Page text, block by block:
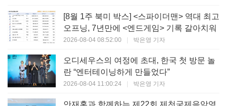
[8월 1주 북미 박스] <스파이더맨> 역대 최고
오프닝, 7년만에 <엔드게임> 기록 갈아치워
2026-08-04 08:52:00 | 박은영 기자
오디세우스의 여정에 초대, 한국 첫 방문 놀
란 “엔터테이닝하게 만들었다”
2026-08-04 11:00:24 | 박은영 기자
안재홍과 함께하는 제22회 제천국제음악영